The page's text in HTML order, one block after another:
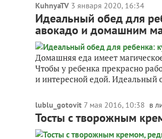
KuhnyaTV 3 января 2020, 16:34
Идеальный обед для
авокадо и домашним
Домашняя еда имеет
Чтобы у ребенка прекрасно
и интересной едой. Идеальный
lublu_gotovit 7 мая 2016, 10:38 в
Тосты с творожным